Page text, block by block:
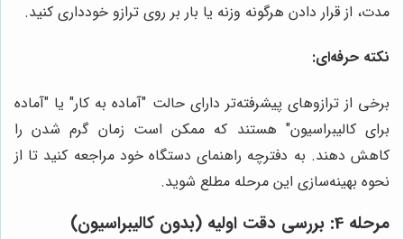
مدت، از قرار دادن هرگونه وزنه یا بار بر روی ترازو خودداری کنید.
نکته حرفه‌ای:
برخی از ترازوهای پیشرفته‌تر دارای حالت "آماده به کار" یا "آماده
برای کالیبراسیون" هستند که ممکن است زمان گرم شدن را
کاهش دهند. به دفترچه راهنمای دستگاه خود مراجعه کنید تا از
نحوه بهینه‌سازی این مرحله مطلع شوید.
مرحله 4: بررسی دقت اولیه (بدون کالیبراسیون)